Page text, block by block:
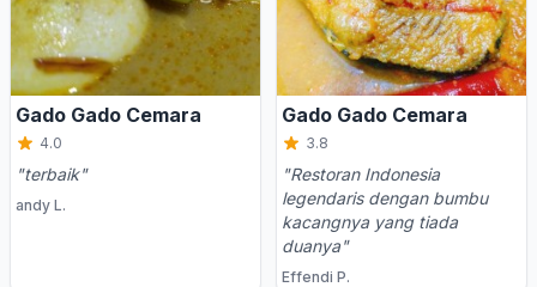
Gado Gado Cemara
4.0
"terbaik"
andy L.
Gado Gado Cemara
3.8
"Restoran Indonesia
legendaris dengan bumbu
kacangnya yang tiada
duanya"
Effendi P.